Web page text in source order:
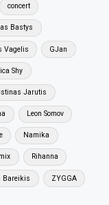
concert
Bastys
Vagelis GJan
Shy
Jarutis
Leon Somov
Namika
Rihanna
Bareikis ZYGGA